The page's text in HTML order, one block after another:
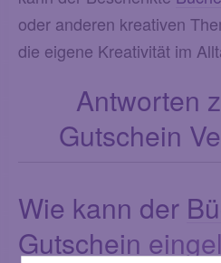
oder anderen kreativen
die eigene Kreativität im
Antworten
Gutschein
Wie kann der
Gutschein